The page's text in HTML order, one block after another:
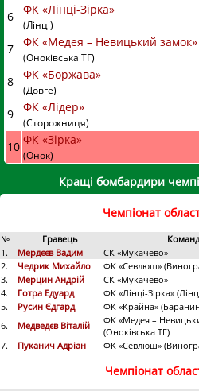
6 ФК «Лінці-Зірка»
(Лінці)
7 ФК «Медея – Невицький замок»
(Оноківська ТГ)
8 ФК «Боржава»
(Довге)
9 ФК «Лідер»
(Сторожниця)
10 ФК «Зірка»
(Онок)
Кращі бомбардири
Чемпіонат
№ Гравець
1.
Мердєєв Вадим СК «Мукачево»
2.
Чедрик Михайло ФК «Севлюш»
3.
Мерцин Андрій СК «Мукачево»
4.
Готра Едуард ФК «Лінці-Зірка»
5.
Русин Єдгард ФК «Крайна»
6.
Медведєв Віталій
ФК «Медея –
(Оноківська ТГ)
7.
Пуканич Адріан ФК «Севлюш»
Чемпіонат